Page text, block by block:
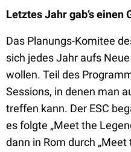
Letztes Jahr gab’s einen
Das Planungs-Komitee
sich jedes Jahr aufs
wollen. Teil des
Sessions, in denen man
treffen kann. Der ESC
es folgte „Meet the
dann in Rom durch